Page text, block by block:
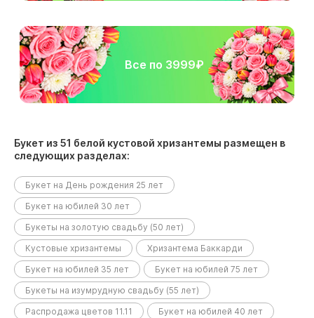
Все по 3999₽
Букет из 51 белой кустовой хризантемы размещен в
следующих разделах:
Букет на День рождения 25 лет
Букет на юбилей 30 лет
Букеты на золотую свадьбу (50 лет)
Кустовые хризантемы
Хризантема Баккарди
Букет на юбилей 35 лет
Букет на юбилей 75 лет
Букеты на изумрудную свадьбу (55 лет)
Распродажа цветов 11.11
Букет на юбилей 40 лет